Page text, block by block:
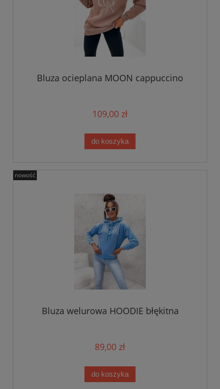
Bluza ocieplana MOON cappuccino
109,00 zł
do koszyka
Bluza welurowa HOODIE błękitna
89,00 zł
do koszyka
nowość